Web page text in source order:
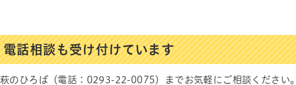
電話相談も受け付けています
萩のひろば（電話：0293-22-0075）までお気軽にご相談ください。